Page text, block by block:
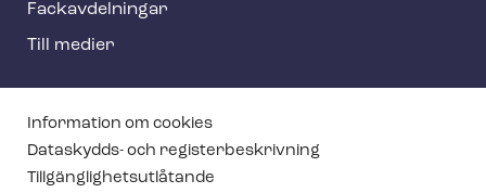
Fackav­del­ning­ar
Till medier
T
e
h
Information om cookies
Dataskydds- och re­gis­ter­be­skriv­ning
Till­gäng­lig­hets­ut­lå­tan­de